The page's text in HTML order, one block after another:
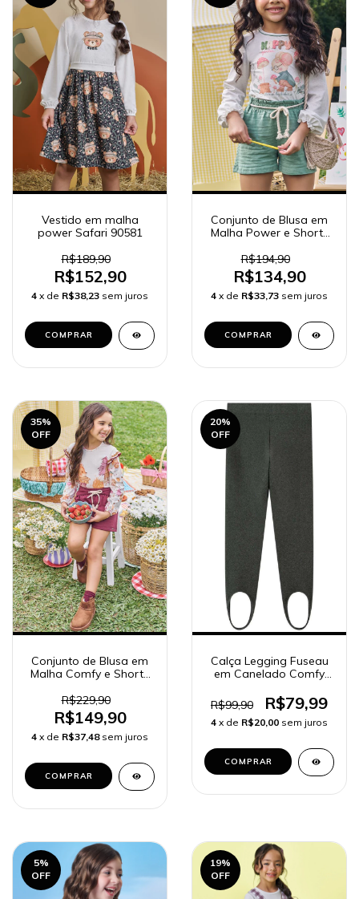
Vestido em malha
power Safari 90581
R$189,90
R$152,90
4 x de R$38,23 sem juros
COMPRAR
Conjunto de Blusa em
Malha Power e Shorts
89607 Kukiê Infantil
Menina
R$194,90
R$134,90
4 x de R$33,73 sem juros
COMPRAR
35%
OFF
Conjunto de Blusa em
Malha Comfy e Shorts
Pelúcia 89599 Kukiê
Infantil Menina
R$229,90
R$149,90
4 x de R$37,48 sem juros
COMPRAR
20%
OFF
Calça Legging Fuseau
em Canelado Comfy
Menina
R$99,90 R$79,99
4 x de R$20,00 sem juros
COMPRAR
5%
OFF
19%
OFF